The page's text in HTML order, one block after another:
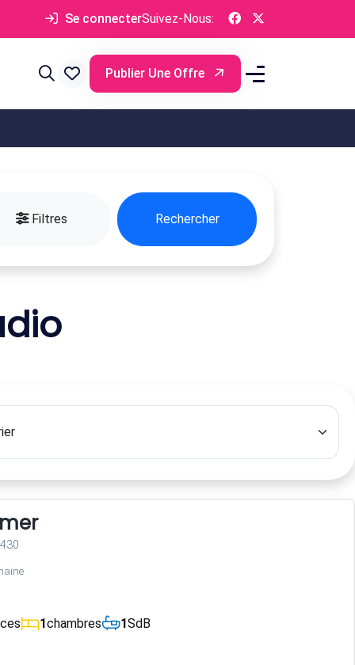
Se connecterSuivez-Nous:
Publier Une Offre
Filtres Rechercher
1chambres 1SdB